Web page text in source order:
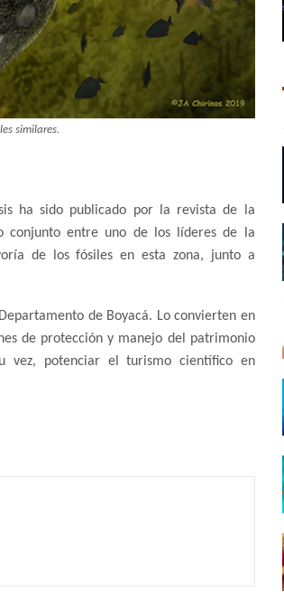
similares.
ha sido publicado por la revista de la
conjunto entre uno de los líderes de la
de los fósiles en esta zona, junto a
de Boyacá. Lo convierten en
de protección y manejo del patrimonio
vez, potenciar el turismo científico en